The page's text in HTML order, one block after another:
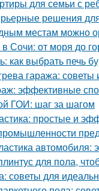
для семьи с
решения
местам можно
Сочи: от моря до
как выбрать печь
гаража:
эффективные
ГОИ: шаг за шагом
простые и
для пола,
советы для